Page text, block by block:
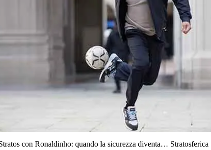
con Ronaldinho: quando la sicurezza diventa… Stratosferica